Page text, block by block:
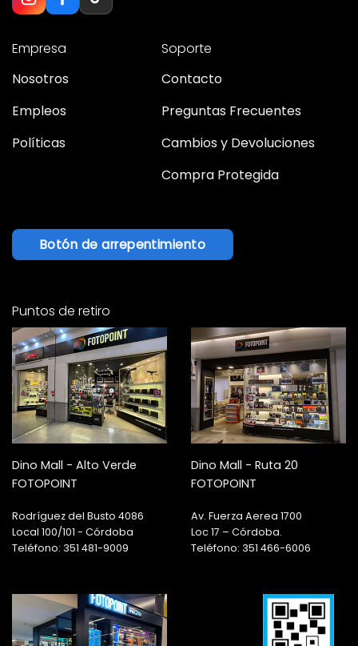
Empresa
Nosotros
Empleos
Políticas
Soporte
Contacto
Preguntas Frecuentes
Cambios y Devoluciones
Compra Protegida
Botón de arrepentimiento
Puntos de retiro
Dino Mall - Alto Verde
FOTOPOINT
Rodríguez del Busto 4086
Local 100/101 - Córdoba
Teléfono: 351 481-9009
Dino Mall - Ruta 20
FOTOPOINT
Av. Fuerza Aerea 1700
Loc 17 – Córdoba.
Teléfono: 351 466-6006